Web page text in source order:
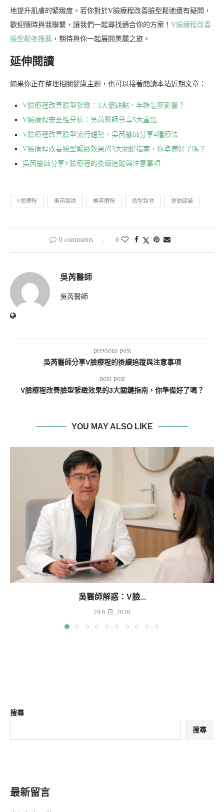
地提升肌膚的緊緻度。若你對於V臉療程改善臉型鬆弛還有疑問，
歡迎隨時與我聯繫，讓我們一起尋找適合你的方案！ V臉療程改善
臉型鬆弛推薦 ，期待與你一起展開美麗之旅。
延伸閱讀
如果你正在整理相關健康主題，也可以接著閱讀本站近期文章：
V臉療程改善臉型緊緻：3大優缺點，年齡怎麼影響？
V臉療程安全性分析：吳芮醫師分享5大重點
V臉療程改善臉型流行趨勢，吳芮醫師分享4種療法
V臉療程改善臉型緊緻效果的3大關鍵指南，你準備好了嗎？
吳芮醫師分享V臉療程的後續追蹤與注意事項
V臉療程 吳芮醫師 美容療程 臉型鬆弛 運動建議
0 comments 0
吳芮醫師
吳芮醫師
previous post
吳芮醫師分享V臉療程的後續追蹤與注意事項
next post
V臉療程改善臉型緊緻效果的3大關鍵指南，你準備好了嗎？
YOU MAY ALSO LIKE
吳醫師解惑：V臉...
29 6 月, 2026
搜尋
搜尋
最新留言